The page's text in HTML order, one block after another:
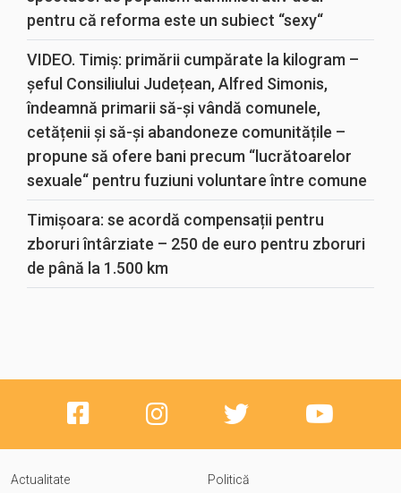
pentru că reforma este un subiect “sexy“
VIDEO. Timiș: primării cumpărate la kilogram –
șeful Consiliului Județean, Alfred Simonis,
îndeamnă primarii să-și vândă comunele,
cetățenii și să-și abandoneze comunitățile –
propune să ofere bani precum “lucrătoarelor
sexuale“ pentru fuziuni voluntare între comune
Timișoara: se acordă compensații pentru
zboruri întârziate – 250 de euro pentru zboruri
de până la 1.500 km
Actualitate Politică